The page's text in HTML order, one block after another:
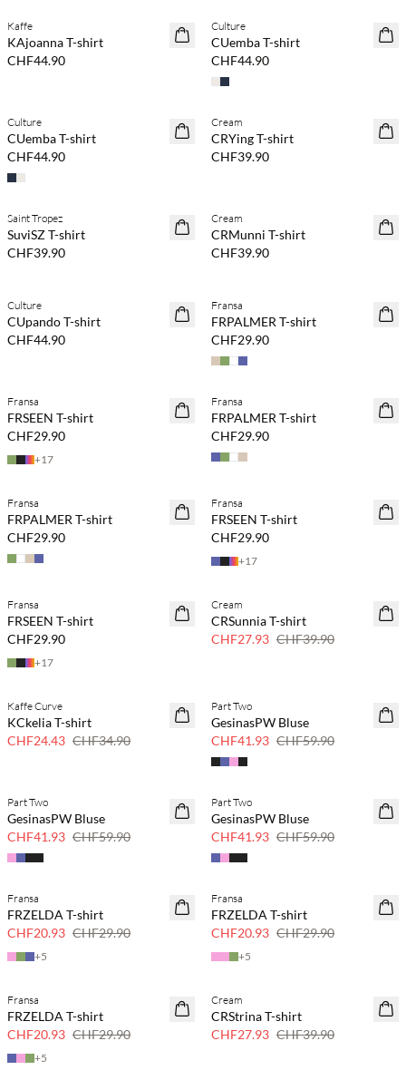
NEUHEITEN
Kaffe
KAjoanna T-shirt
CHF44.90
NEUHEITEN
Culture
CUemba T-shirt
CHF44.90
NEUHEITEN
Culture
CUemba T-shirt
CHF44.90
NEUHEITEN
Kaufe mind. 2 & spare 20 %
Cream
CRYing T-shirt
CHF39.90
NEUHEITEN
Kaufe mind. 2 & spare 20 %
Saint Tropez
SuviSZ T-shirt
CHF39.90
NEUHEITEN
Cream
CRMunni T-shirt
CHF39.90
NEUHEITEN
Culture
CUpando T-shirt
CHF44.90
NEUHEITEN
Fransa
FRPALMER T-shirt
CHF29.90
NEUHEITEN
Fransa
FRSEEN T-shirt
CHF29.90
+17
NEUHEITEN
Kaufe mind. 2 & spare 20 %
Fransa
FRPALMER T-shirt
CHF29.90
NEUHEITEN
Fransa
FRPALMER T-shirt
CHF29.90
NEUHEITEN
Fransa
FRSEEN T-shirt
CHF29.90
+17
NEUHEITEN
Fransa
FRSEEN T-shirt
CHF29.90
+17
SAVE20
Cream
CRSunnia T-shirt
CHF27.93 CHF39.90
SAVE20
Kaffe Curve
KCkelia T-shirt
CHF24.43 CHF34.90
SAVE20
Part Two
GesinasPW Bluse
CHF41.93 CHF59.90
SAVE20
Part Two
GesinasPW Bluse
CHF41.93 CHF59.90
SAVE20
Part Two
GesinasPW Bluse
CHF41.93 CHF59.90
SAVE20
Fransa
FRZELDA T-shirt
CHF20.93 CHF29.90
+5
SAVE20
Fransa
FRZELDA T-shirt
CHF20.93 CHF29.90
+5
SAVE20
Fransa
FRZELDA T-shirt
CHF20.93 CHF29.90
+5
SAVE20
Cream
CRStrina T-shirt
CHF27.93 CHF39.90